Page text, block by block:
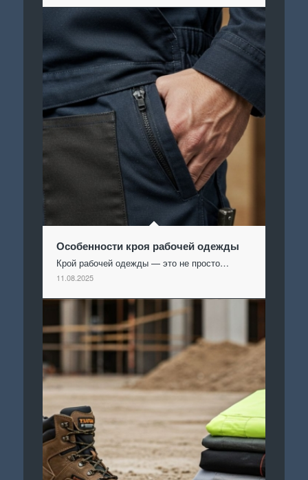
Особенности кроя рабочей одежды
Крой рабочей одежды — это не просто…
11.08.2025